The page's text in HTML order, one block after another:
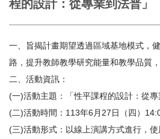
程的設計：從專業到法普」
一、旨揭計畫期望透過區域基地模式，
路，提升教師教學研究能量和教學品質
二、活動資訊：
(一)活動主題：「性平課程的設計：從專
(二)活動時間：113年6月27日（四）
(三)活動形式：以線上演講方式進行，